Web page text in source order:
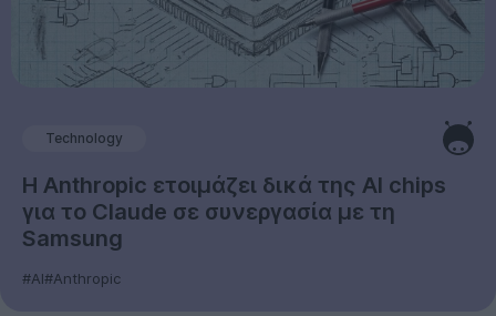
Technology
Η Anthropic ετοιμάζει δικά της AI chips
για το Claude σε συνεργασία με τη
Samsung
#AI#Anthropic